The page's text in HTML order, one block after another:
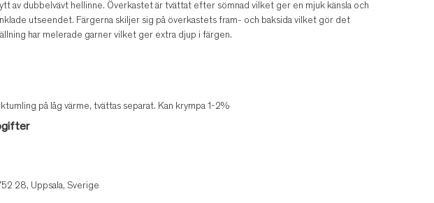
av dubbelvävt hellinne. Överkastet är tvättat efter sömnad vilket ger en mjuk känsla och
utseendet. Färgerna skiljer sig på överkastets fram- och baksida vilket gör det
har melerade garner vilket ger extra djup i färgen.
på låg värme, tvättas separat. Kan krympa 1-2%
28, Uppsala, Sverige